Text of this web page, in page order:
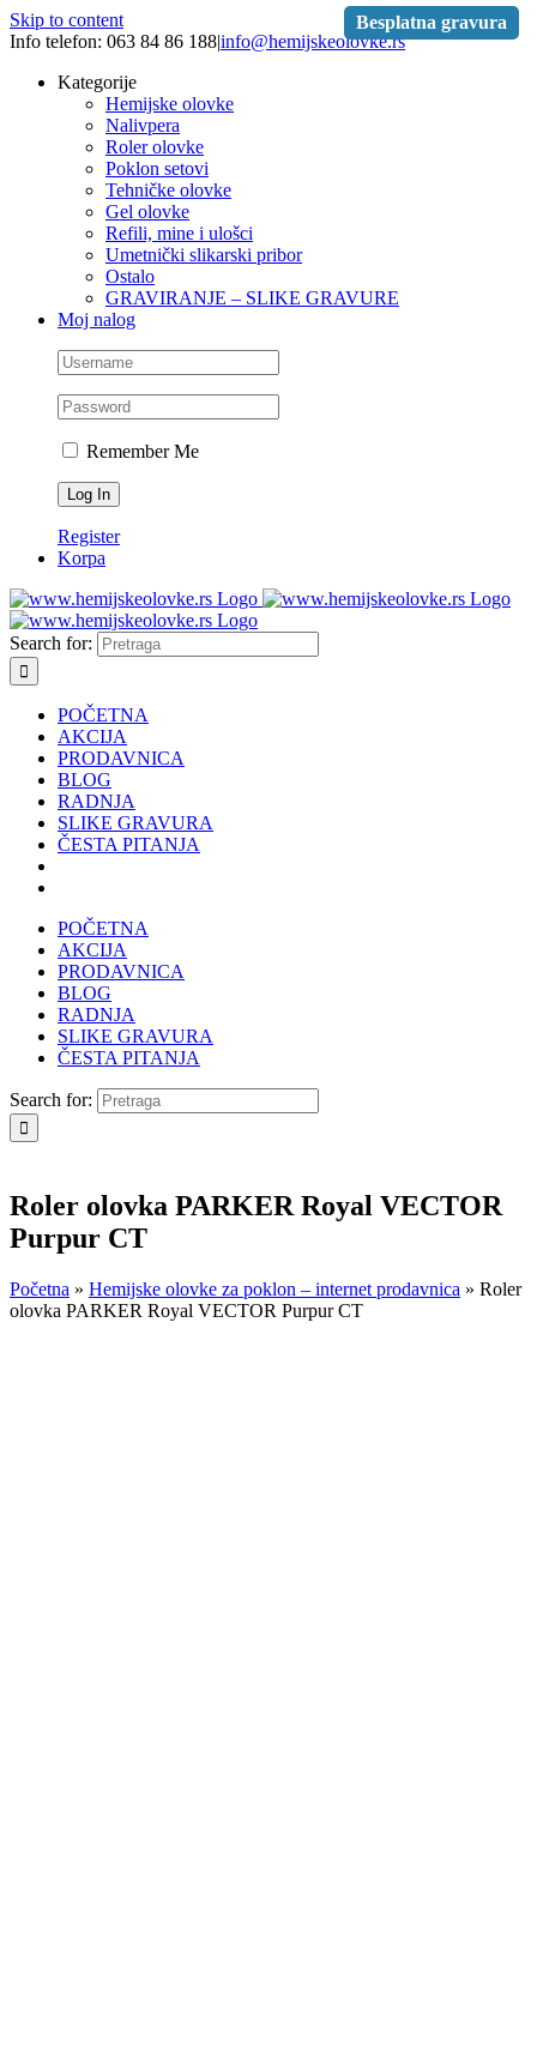
Skip to content
Info telefon: 063 84 86 188|info@hemijskeolovke.rs
Kategorije
Hemijske olovke
Nalivpera
Roler olovke
Poklon setovi
Tehničke olovke
Gel olovke
Refili, mine i ulošci
Umetnički slikarski pribor
Ostalo
GRAVIRANJE – SLIKE GRAVURE
Moj nalog
Remember Me
Register
Korpa
Search for:
POČETNA
AKCIJA
PRODAVNICA
BLOG
RADNJA
SLIKE GRAVURA
ČESTA PITANJA
POČETNA
AKCIJA
PRODAVNICA
BLOG
RADNJA
SLIKE GRAVURA
ČESTA PITANJA
Search for:
Roler olovka PARKER Royal VECTOR
Purpur CT
Početna » Hemijske olovke za poklon – internet prodavnica » Roler
olovka PARKER Royal VECTOR Purpur CT
Besplatna gravura